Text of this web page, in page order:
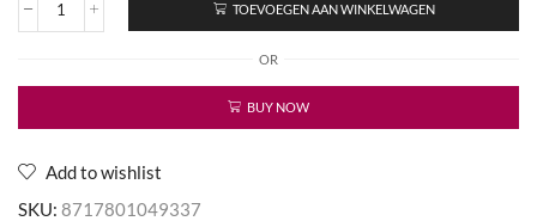
Poeder
/
aantal
TOEVOEGEN AAN WINKELWAGEN
OR
BUY NOW
Add to wishlist
SKU: 8717801049337